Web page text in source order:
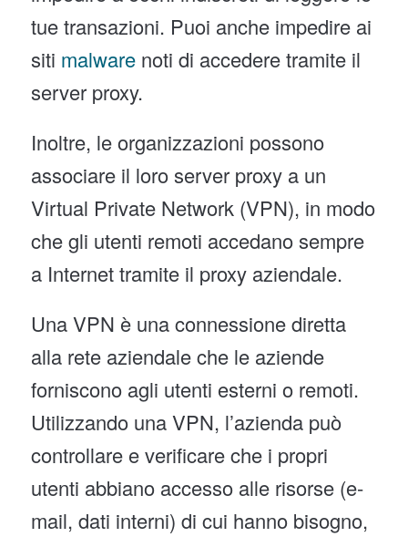
tue transazioni. Puoi anche impedire ai
siti malwarenoti di accedere tramite il
server proxy.
Inoltre, le organizzazioni possono
associare il loro server proxy a un
Virtual Private Network (VPN), in modo
che gli utenti remoti accedano sempre
a Internet tramite il proxy aziendale.
Una VPN è una connessione diretta
alla rete aziendale che le aziende
forniscono agli utenti esterni o remoti.
Utilizzando una VPN, l’azienda può
controllare e verificare che i propri
utenti abbiano accesso alle risorse (e-
mail, dati interni) di cui hanno bisogno,